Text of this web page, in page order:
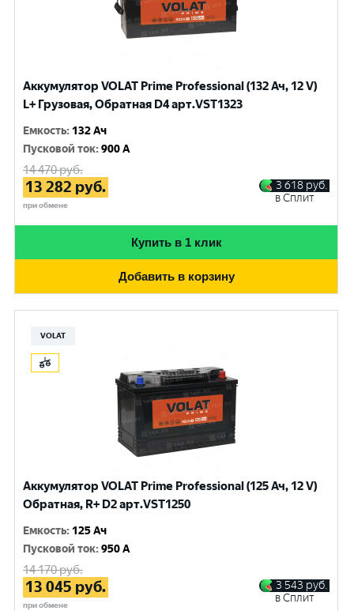
Аккумулятор VOLAT Prime Professional (132 Ач, 12 V)
L+ Грузовая, Обратная D4 арт.VST1323
Емкость: 132 Ач
Пусковой ток:900 A
14 470руб.
13 282 руб.
при обмене
3 618 руб.
в Сплит
Купить в 1 клик
Добавить в корзину
VOLAT
Аккумулятор VOLAT Prime Professional (125 Ач, 12 V)
Обратная, R+ D2 арт.VST1250
Емкость: 125 Ач
Пусковой ток:950 A
14 170руб.
13 045 руб.
при обмене
3 543 руб.
в Сплит